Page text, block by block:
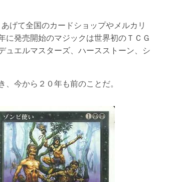
げて全国のカードショップやメルカリ
に発売開始のマジックは世界初のＴＣＧ
ュエルマスターズ、ハースストーン、シ
今から２０年も前のことだ。